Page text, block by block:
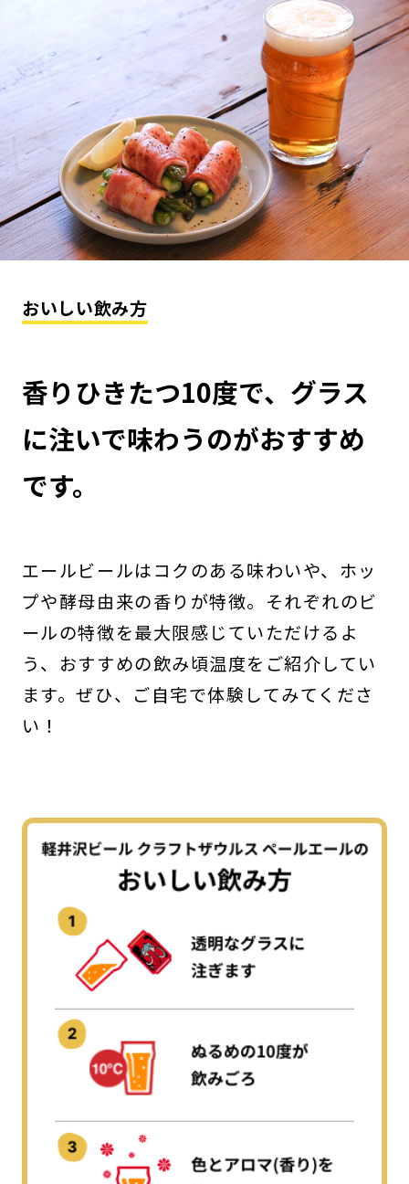
おいしい飲み方
香りひきたつ10度で、グラス
に注いで味わうのがおすすめ
です。
エールビールはコクのある味わいや、ホッ
プや酵母由来の香りが特徴。それぞれのビ
ールの特徴を最大限感じていただけるよ
う、おすすめの飲み頃温度をご紹介してい
ます。ぜひ、ご自宅で体験してみてくださ
い！